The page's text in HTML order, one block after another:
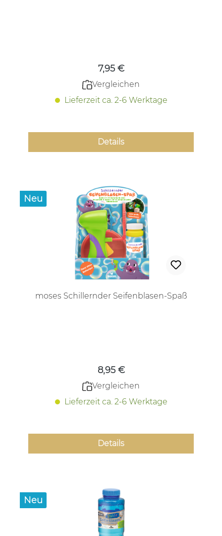
7,95 €
Vergleichen
Lieferzeit ca. 2-6 Werktage
Details
Neu
moses Schillernder Seifenblasen-Spaß
8,95 €
Vergleichen
Lieferzeit ca. 2-6 Werktage
Details
Neu